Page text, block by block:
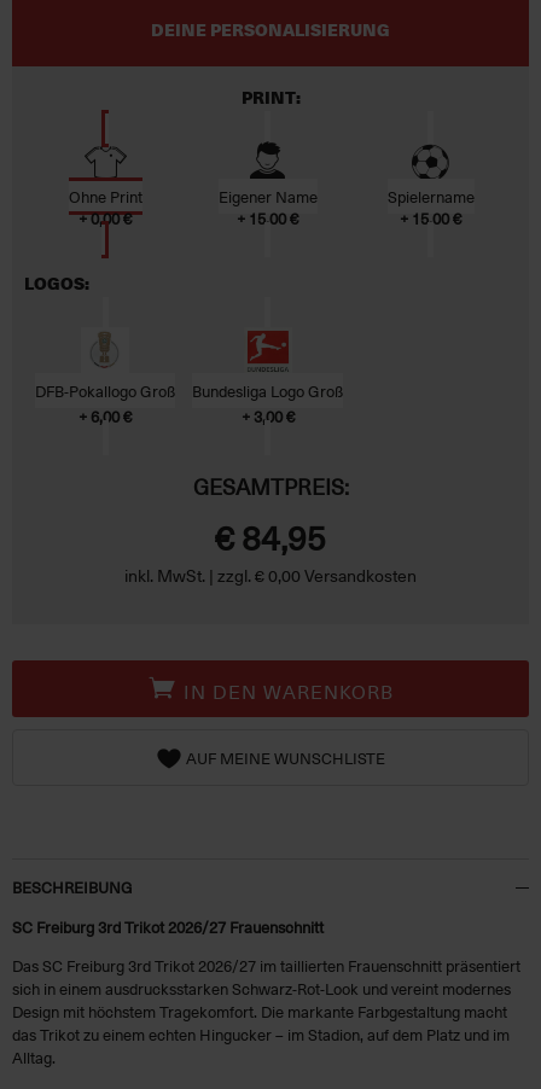
DEINE PERSONALISIERUNG
PRINT:
Ohne Print
+ 0,00 €
Eigener Name
+ 15,00 €
Spielername
+ 15,00 €
LOGOS:
DFB-Pokallogo Groß
+ 6,00 €
Bundesliga Logo Groß
+ 3,00 €
GESAMTPREIS:
€ 84,95
inkl. MwSt. | zzgl. € 0,00 Versandkosten
IN DEN WARENKORB
AUF MEINE WUNSCHLISTE
BESCHREIBUNG
SC Freiburg 3rd Trikot 2026/27 Frauenschnitt
Das SC Freiburg 3rd Trikot 2026/27 im taillierten Frauenschnitt präsentiert
sich in einem ausdrucksstarken Schwarz-Rot-Look und vereint modernes
Design mit höchstem Tragekomfort. Die markante Farbgestaltung macht
das Trikot zu einem echten Hingucker – im Stadion, auf dem Platz und im
Alltag.